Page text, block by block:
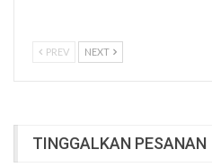
PREV NEXT
TINGGALKAN PESANAN